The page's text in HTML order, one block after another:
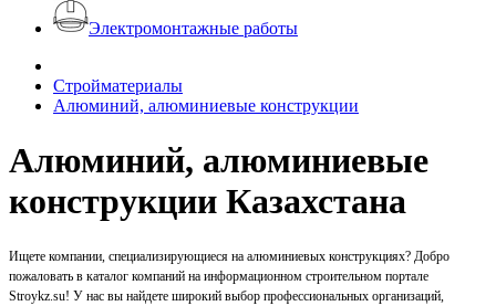
Электромонтажные работы
Стройматериалы
Алюминий, алюминиевые конструкции
Алюминий, алюминиевые
конструкции Казахстана
Ищете компании, специализирующиеся на алюминиевых конструкциях? Добро
пожаловать в каталог компаний на информационном строительном портале
Stroykz.su! У нас вы найдете широкий выбор профессиональных организаций,